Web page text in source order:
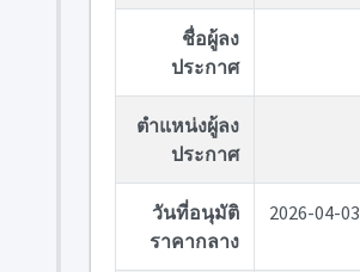
ชื่อผู้ลง
ประกาศ
ตำแหน่งผู้ลง
ประกาศ
วันที่อนุมัติ
ราคากลาง
2026-04-03